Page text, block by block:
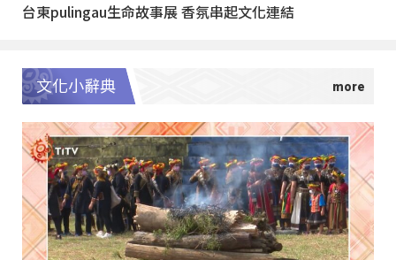
台東pulingau生命故事展 香氛串起文化連結
文化小辭典